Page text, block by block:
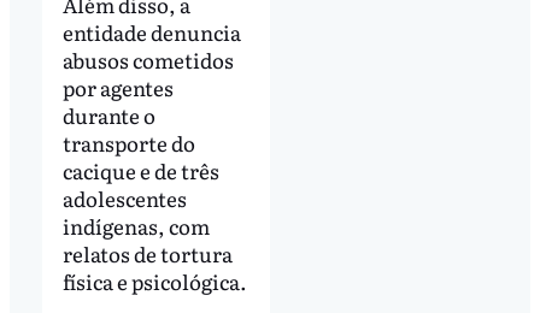
entidade denuncia
abusos cometidos
por agentes
durante o
transporte do
cacique e de três
adolescentes
indígenas, com
relatos de tortura
física e psicológica.